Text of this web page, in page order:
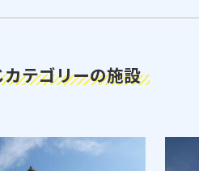
テゴリーの施設